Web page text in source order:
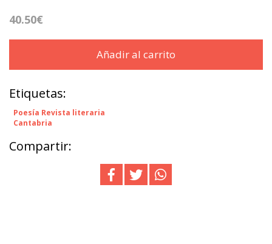
40.50€
Añadir al carrito
Etiquetas:
Poesía Revista literaria
Cantabria
Compartir: